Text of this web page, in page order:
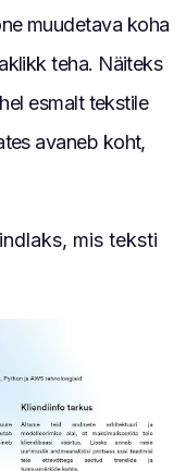
muudetava koha
teha. Näiteks
esmalt tekstile
avaneb koht,
mis teksti